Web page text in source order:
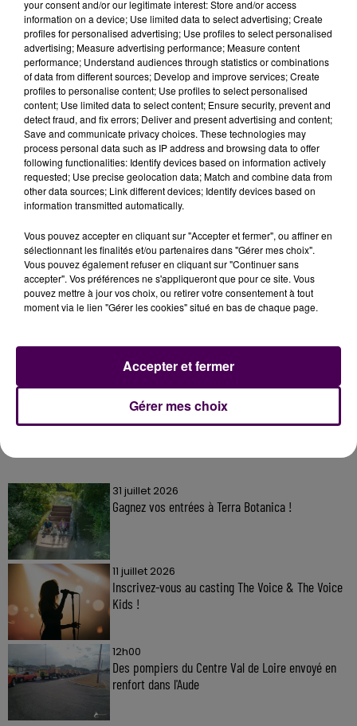
gardiens, même esprit, avec des coloris classiques, en
jaune ou blanc.
L’écusson au centre
Trois ans maintenant que"le blason de l’équipe"-
comme l’appelle le président du club-, se fixe au
centre de la tunique, et non pas sur le cœur. A la tête
du club depuis 2016, Thierry Gomez a d’ailleurs insisté
lors de cette présentation sur la place des
partenaires dans la montée du Mans FC en
professionnel. Des sponsors qui sont restés fidèles :
"On retrouve exactement les mêmes que l’année
dernière, principalement avec Véolia sur le torse et
Leclerc dans le dos"souligne-t-il.
31 juillet 2026
Gagnez vos entrées à Terra Botanica !
11 juillet 2026
Inscrivez-vous au casting The Voice & The Voice
Kids !
12h00
Des pompiers du Centre Val de Loire envoyé en
renfort dans l'Aude
your consent and/or our legitimate interest: Store and/or access
information on a device; Use limited data to select advertising; Create
profiles for personalised advertising; Use profiles to select personalised
advertising; Measure advertising performance; Measure content
performance; Understand audiences through statistics or combinations
of data from different sources; Develop and improve services; Create
profiles to personalise content; Use profiles to select personalised
content; Use limited data to select content; Ensure security, prevent and
detect fraud, and fix errors; Deliver and present advertising and content;
Save and communicate privacy choices. These technologies may
process personal data such as IP address and browsing data to offer
following functionalities: Identify devices based on information actively
requested; Use precise geolocation data; Match and combine data from
other data sources; Link different devices; Identify devices based on
information transmitted automatically.
Vous pouvez accepter en cliquant sur "Accepter et fermer", ou affiner en
sélectionnant les finalités et/ou partenaires dans "Gérer mes choix".
Vous pouvez également refuser en cliquant sur "Continuer sans
accepter". Vos préférences ne s'appliqueront que pour ce site. Vous
pouvez mettre à jour vos choix, ou retirer votre consentement à tout
moment via le lien "Gérer les cookies" situé en bas de chaque page.
Gérer mes choix
Accepter et fermer